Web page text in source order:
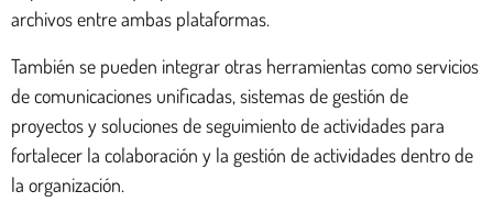
archivos entre ambas plataformas.
También se pueden integrar otras herramientas como servicios
de comunicaciones unificadas, sistemas de gestión de
proyectos y soluciones de seguimiento de actividades para
fortalecer la colaboración y la gestión de actividades dentro de
la organización.